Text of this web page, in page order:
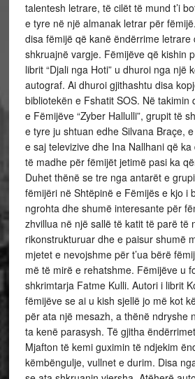
talentesh letrare, të cilët të mund t’i
e tyre në një almanak letrar për
disa fëmijë që kanë ëndërrime letrare
shkruajnë vargje. Fëmijëve që kishin
librit “Djali nga Hoti” u dhuroi nga një
autograf. Ai dhuroi gjithashtu disa
bibliotekën e Fshatit SOS. Në takimin
e Fëmijëve “Zyber Hallulli”, grupit të
e tyre ju shtuan edhe Silvana Braçe,
e saj televizive dhe Ina Nallhani që
të madhe për fëmijët jetimë pasi ka
Duhet thënë se tre nga antarët e
fëmijëri në Shtëpinë e Fëmijës e kjo i
ngrohta dhe shumë interesante për
zhvillua në një sallë të katit të parë të
rikonstrukturuar dhe e paisur shumë
mjetet e nevojshme për t’ua bërë
më të mirë e rehatshme. Fëmijëve u
shkrimtarja Fatme Kulli. Autori i librit
fëmijëve se ai u kish sjellë jo më kot
për ata një mesazh, a thënë ndryshe
ta kenë parasysh. Të gjitha
Mjafton të kemi guximin të ndjekim
këmbëngulje, vullnet e durim. Disa